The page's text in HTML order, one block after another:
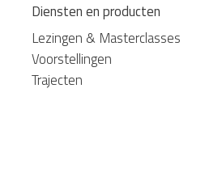
Diensten en producten
Lezingen & Masterclasses
Voorstellingen
Trajecten